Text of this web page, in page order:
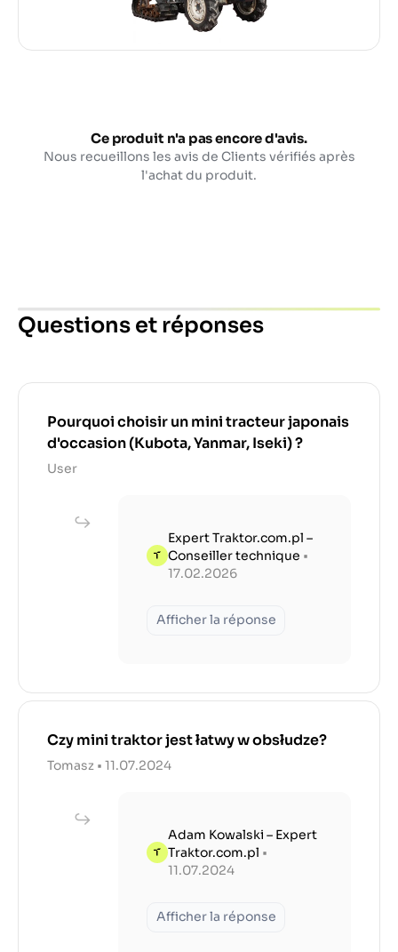
Ce produit n'a pas encore d'avis.
Nous recueillons les avis de Clients vérifiés après
l'achat du produit.
Questions et réponses
Pourquoi choisir un mini tracteur japonais
d'occasion (Kubota, Yanmar, Iseki) ?
User
Expert Traktor.com.pl –
Conseiller technique •
17.02.2026
Afficher la réponse
Czy mini traktor jest łatwy w obsłudze?
Tomasz • 11.07.2024
Adam Kowalski – Expert
Traktor.com.pl •
11.07.2024
Afficher la réponse